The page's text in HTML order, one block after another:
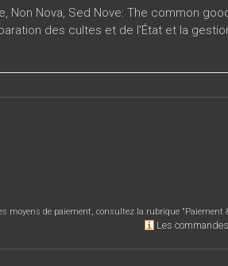
Non Nova, Sed Nove: The common
des cultes et de l'État et la
moyens de paiement, consultez la rubrique "Paiement
Les